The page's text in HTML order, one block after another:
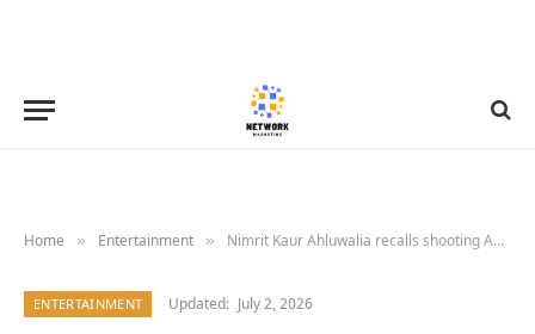
Home » Entertainment » Nimrit Kaur Ahluwalia recalls shooting Ab Hoga Hisaab in Punjab: “It truly felt like a homecoming”
ENTERTAINMENT Updated: July 2, 2026